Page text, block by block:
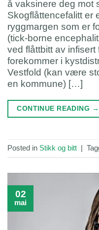
å vaksinere deg mot
Skogflåttencefalitt er
ryggmargen som er
(tick-borne
ved flåttbitt av
forekommer i
Vestfold (kan være
en kommune) […]
CONTINUE READING →
Posted in Stikk og bitt |
02
mai